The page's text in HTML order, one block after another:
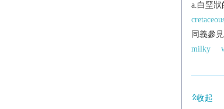
a.白堊
同義參
milky
收起